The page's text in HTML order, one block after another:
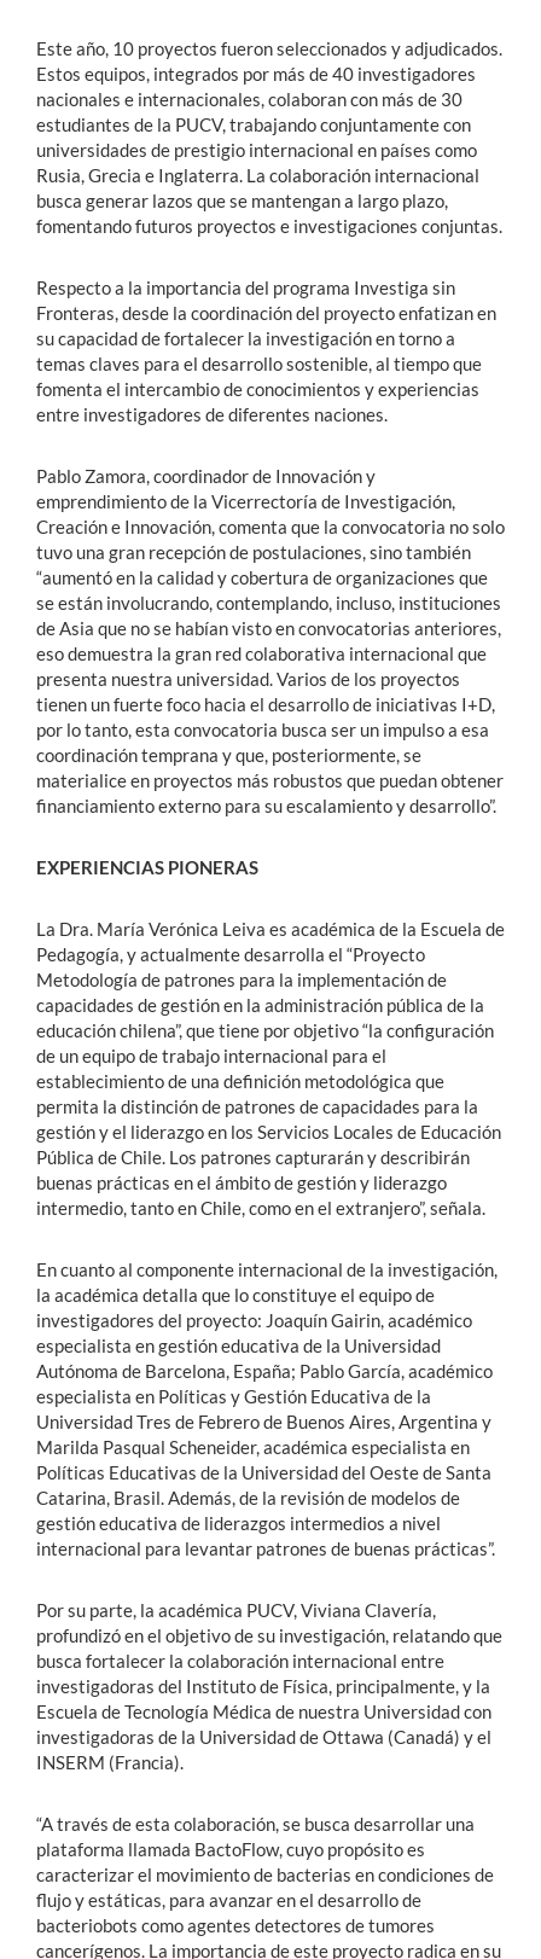
Este año, 10 proyectos fueron seleccionados y adjudicados.
Estos equipos, integrados por más de 40 investigadores
nacionales e internacionales, colaboran con más de 30
estudiantes de la PUCV, trabajando conjuntamente con
universidades de prestigio internacional en países como
Rusia, Grecia e Inglaterra. La colaboración internacional
busca generar lazos que se mantengan a largo plazo,
fomentando futuros proyectos e investigaciones conjuntas.
Respecto a la importancia del programa Investiga sin
Fronteras, desde la coordinación del proyecto enfatizan en
su capacidad de fortalecer la investigación en torno a
temas claves para el desarrollo sostenible, al tiempo que
fomenta el intercambio de conocimientos y experiencias
entre investigadores de diferentes naciones.
Pablo Zamora, coordinador de Innovación y
emprendimiento de la Vicerrectoría de Investigación,
Creación e Innovación, comenta que la convocatoria no solo
tuvo una gran recepción de postulaciones, sino también
“aumentó en la calidad y cobertura de organizaciones que
se están involucrando, contemplando, incluso, instituciones
de Asia que no se habían visto en convocatorias anteriores,
eso demuestra la gran red colaborativa internacional que
presenta nuestra universidad. Varios de los proyectos
tienen un fuerte foco hacia el desarrollo de iniciativas I+D,
por lo tanto, esta convocatoria busca ser un impulso a esa
coordinación temprana y que, posteriormente, se
materialice en proyectos más robustos que puedan obtener
financiamiento externo para su escalamiento y desarrollo”.
EXPERIENCIAS PIONERAS
La Dra. María Verónica Leiva es académica de la Escuela de
Pedagogía, y actualmente desarrolla el “Proyecto
Metodología de patrones para la implementación de
capacidades de gestión en la administración pública de la
educación chilena”, que tiene por objetivo “la configuración
de un equipo de trabajo internacional para el
establecimiento de una definición metodológica que
permita la distinción de patrones de capacidades para la
gestión y el liderazgo en los Servicios Locales de Educación
Pública de Chile. Los patrones capturarán y describirán
buenas prácticas en el ámbito de gestión y liderazgo
intermedio, tanto en Chile, como en el extranjero”, señala.
En cuanto al componente internacional de la investigación,
la académica detalla que lo constituye el equipo de
investigadores del proyecto: Joaquín Gairin, académico
especialista en gestión educativa de la Universidad
Autónoma de Barcelona, España; Pablo García, académico
especialista en Políticas y Gestión Educativa de la
Universidad Tres de Febrero de Buenos Aires, Argentina y
Marilda Pasqual Scheneider, académica especialista en
Políticas Educativas de la Universidad del Oeste de Santa
Catarina, Brasil. Además, de la revisión de modelos de
gestión educativa de liderazgos intermedios a nivel
internacional para levantar patrones de buenas prácticas”.
Por su parte, la académica PUCV, Viviana Clavería,
profundizó en el objetivo de su investigación, relatando que
busca fortalecer la colaboración internacional entre
investigadoras del Instituto de Física, principalmente, y la
Escuela de Tecnología Médica de nuestra Universidad con
investigadoras de la Universidad de Ottawa (Canadá) y el
INSERM (Francia).
“A través de esta colaboración, se busca desarrollar una
plataforma llamada BactoFlow, cuyo propósito es
caracterizar el movimiento de bacterias en condiciones de
flujo y estáticas, para avanzar en el desarrollo de
bacteriobots como agentes detectores de tumores
cancerígenos. La importancia de este proyecto radica en su